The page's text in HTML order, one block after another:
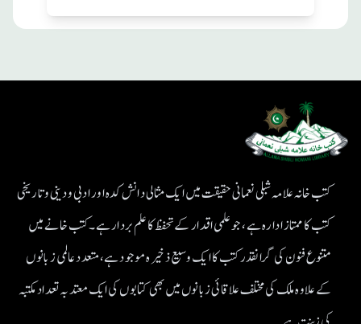
کتب خانہ علامہ شبلی نعمانی حقیقت میں ایک مثالی دانش کدہ اور ادبی ودینی و تاریخی
کتب کا ممتاز ادارہ ہے، جو علمی اقدار کے تحفظ کا علم بردار ہے۔کتب خانے میں
متنوع فنون کی گرانقدر کتب کا ایک وسیع ذخیرہ موجود ہے، متعدد عالمی زبانوں
کے علاوہ ملک کی مختلف علاقائی زبانوں میں بھی کتابوں کی ایک معتد بہ تعداد مکتبہ